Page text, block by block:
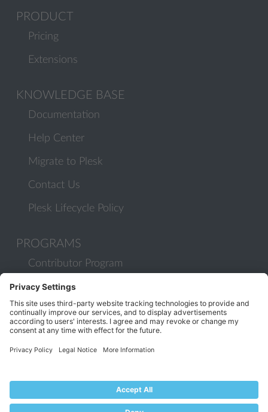
PRODUCT
Pricing
Extensions
KNOWLEDGE BASE
Documentation
Help Center
Migrate to Plesk
Contact Us
Plesk Lifecycle Policy
PROGRAMS
Contributor Program
Partner Program
COMMUNITY